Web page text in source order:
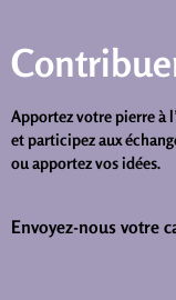
Apportez votre pierre à
et participez aux
ou apportez vos idées.
Envoyez-nous votre